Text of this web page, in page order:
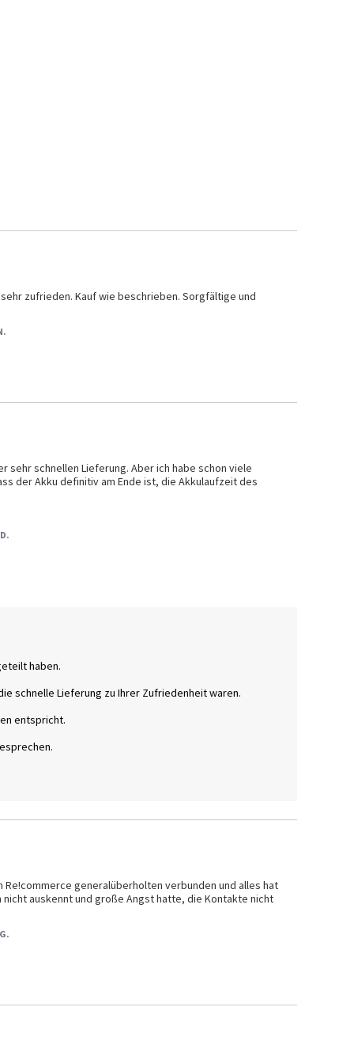
zufrieden. Kauf wie beschrieben. Sorgfältige und
sehr schnellen Lieferung. Aber ich habe schon viele
der Akku definitiv am Ende ist, die Akkulaufzeit des
haben.
schnelle Lieferung zu Ihrer Zufriedenheit waren.
entspricht.
generalüberholten verbunden und alles hat
auskennt und große Angst hatte, die Kontakte nicht